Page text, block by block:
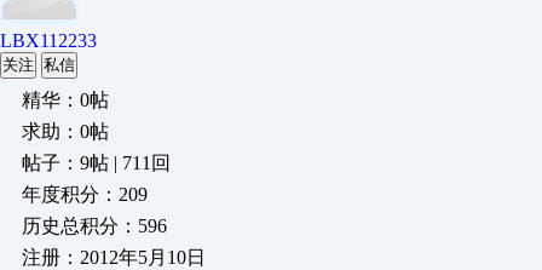
LBX112233
关注 私信
精华：0帖
求助：0帖
帖子：9帖 | 711回
年度积分：209
历史总积分：596
注册：2012年5月10日